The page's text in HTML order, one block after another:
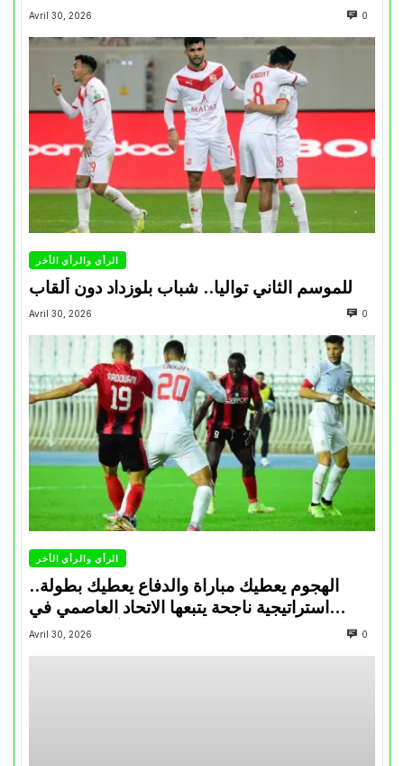
Avril 30, 2026 0
الرأي والرأي الأخر
للموسم الثاني تواليا.. شباب بلوزداد دون ألقاب
Avril 30, 2026 0
الرأي والرأي الأخر
الهجوم يعطيك مباراة والدفاع يعطيك بطولة..
استراتيجية ناجحة يتبعها الاتحاد العاصمي في
تتويجاته آخر السنوات
Avril 30, 2026 0